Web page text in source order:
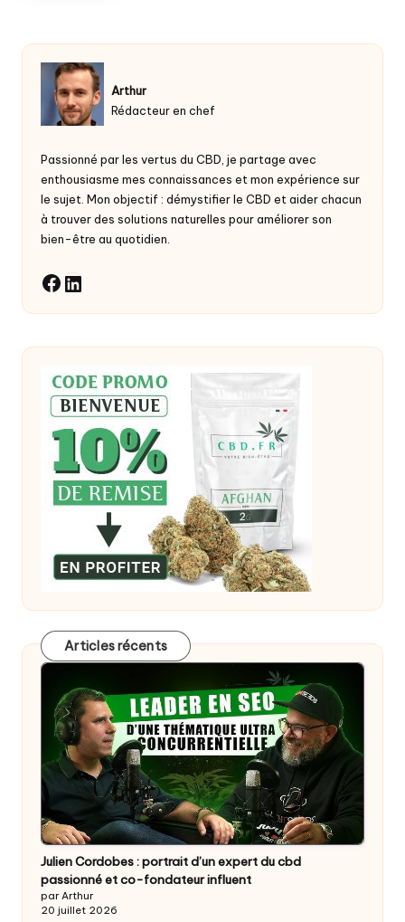
Arthur
Rédacteur en chef
Passionné par les vertus du CBD, je partage avec
enthousiasme mes connaissances et mon expérience sur
le sujet. Mon objectif : démystifier le CBD et aider chacun
à trouver des solutions naturelles pour améliorer son
bien-être au quotidien.
Facebook
LinkedIn
Articles récents
Julien Cordobes : portrait d’un expert du cbd
passionné et co-fondateur influent
par Arthur
20 juillet 2026